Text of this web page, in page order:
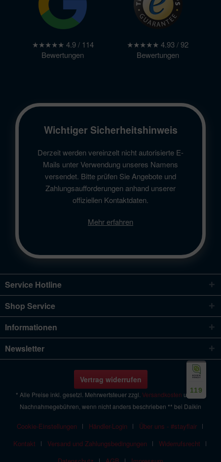
★★★★★ 4.9 / 114
Bewertungen
★★★★★ 4.93 / 92
Bewertungen
Wichtiger Sicherheitshinweis
Derzeit werden vereinzelt nicht autorisierte E-
Mails unter Verwendung unseres Namens
versendet. Bitte prüfen Sie Angebote und
Zahlungsaufforderungen anhand unserer
offiziellen Kontaktdaten.
Mehr erfahren
Service Hotline
Shop Service
Informationen
Newsletter
Vertrag widerrufen
* Alle Preise inkl. gesetzl. Mehrwertsteuer zzgl. Versandkosten und ggf.
Nachnahmegebühren, wenn nicht anders beschrieben ** bei Daikin
Cookie-Einstellungen Händler-Login
Über uns - #stayflair
Kontakt
Versand und Zahlungsbedingungen
Widerrufsrecht
119